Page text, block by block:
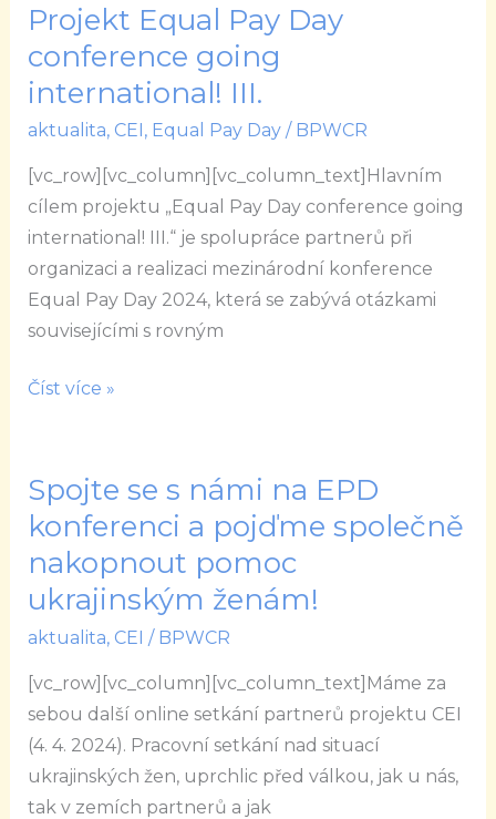
Projekt Equal Pay Day
conference going
international! III.
aktualita, CEI, Equal Pay Day/ BPWCR
[vc_row][vc_column][vc_column_text]Hlavním
cílem projektu „Equal Pay Day conference going
international! III.“ je spolupráce partnerů při
organizaci a realizaci mezinárodní konference
Equal Pay Day 2024, která se zabývá otázkami
souvisejícími s rovným
Projekt
Equal
Pay
Day
conference
going
international!
III.
Číst více »
Spojte se s námi na EPD
konferenci a pojďme společně
nakopnout pomoc
ukrajinským ženám!
aktualita, CEI / BPWCR
[vc_row][vc_column][vc_column_text]Máme za
sebou další online setkání partnerů projektu CEI
(4. 4. 2024). Pracovní setkání nad situací
ukrajinských žen, uprchlic před válkou, jak u nás,
tak v zemích partnerů a jak
Spojte
se
námi
na
EPD
konferenci
pojďme
společně
nakopnout